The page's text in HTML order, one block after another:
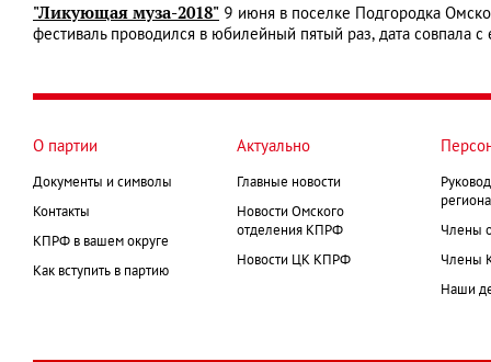
"Ликующая муза-2018" 9 июня в поселке Подгородка
фестиваль проводился в юбилейный пятый раз, дата
О партии
Документы и символы
Контакты
КПРФ в вашем округе
Как вступить в партию
Актуально
Главные новости
Новости Омского
отделения КПРФ
Новости ЦК КПРФ
Члены
Члены
Наши